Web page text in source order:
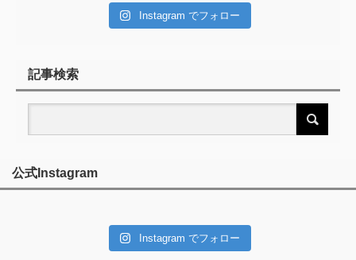
Instagram でフォロー
記事検索
公式Instagram
Instagram でフォロー